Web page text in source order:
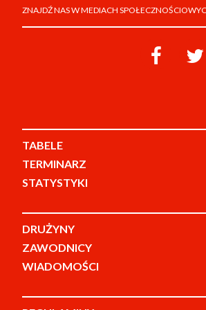
ZNAJDŹ NAS W MEDIACH
TABELE
TERMINARZ
STATYSTYKI
DRUŻYNY
ZAWODNICY
WIADOMOŚCI